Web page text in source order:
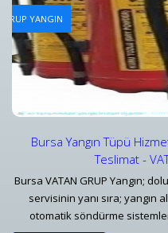
YANGIN
Bursa Yangın Tüpü
Teslimat -
Bursa VATAN GRUP Yangın;
servisinin yanı sıra; yangın
otomatik söndürme
Bursa
Detaylar